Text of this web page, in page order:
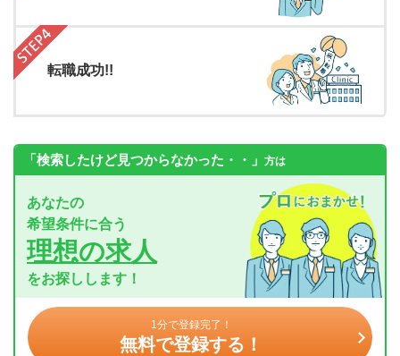
転職成功!!
「検索したけど見つからなかった・・」 方は
あなたの
希望条件に合う
理想の求人
をお探しします！
1分で登録完了！
無料で登録する！